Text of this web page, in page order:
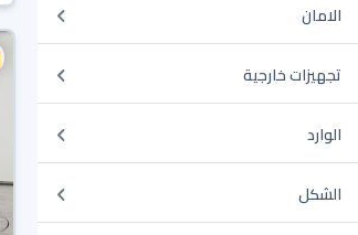
الامان
تجهيزات خارجية
الوارد
الشكل